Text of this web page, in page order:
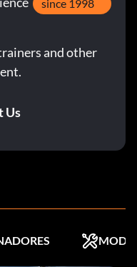
since 1998
and other
Us
MODS